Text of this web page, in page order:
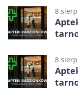
8
8